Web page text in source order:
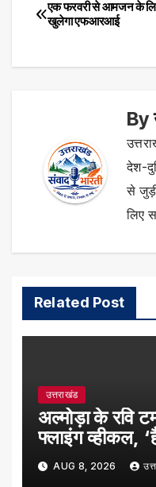
Post
एक फरवरी से आमजन के
खुलेगा एफआरआई
By
देश-
से
लिए
Related Post
उत्तराखंड
अल्मोड़ा के रवि
फ्लाइंग व्हीकल,
सफल ट्रायल
AUG 8, 2026